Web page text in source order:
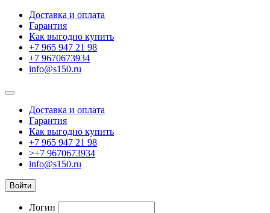
Доставка и оплата
Гарантия
Как выгодно купить
+7 965 947 21 98
+7 9670673934
info@s150.ru
Доставка и оплата
Гарантия
Как выгодно купить
+7 965 947 21 98
>+7 9670673934
info@s150.ru
Войти
Логин